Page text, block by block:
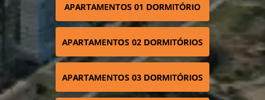
APARTAMENTOS 01 DORMITÓRIO
APARTAMENTOS 02 DORMITÓRIOS
APARTAMENTOS 03 DORMITÓRIOS